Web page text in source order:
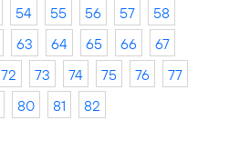
54 55 56 57
58
63 64 65 66
67
72 73 74 75 76
77
80 81 82